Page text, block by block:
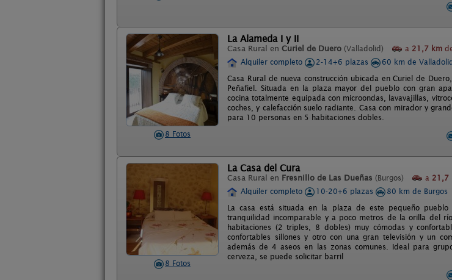
8 Fotos
La Alameda I y II
Casa Rural en Curiel de Duero (Valladolid) a 21,7 km
Alquiler completo
2-14+6 plazas
60 km de Valladolid
Casa Rural de nueva construcción ubicada en Curiel de
Peñafiel. Situada en la plaza mayor del pueblo con gran
cocina totalmente equipada con microondas, lavavajillas,
coches, y calefacción suelo radiante. Casa con mirador y
para 10 personas en 5 habitaciones dobles.
8 Fotos
La Casa del Cura
Casa Rural en Fresnillo de Las Dueñas (Burgos) a 21,7
Alquiler completo
10-20+6 plazas
80 km de Burgos
La casa está situada en la plaza de este pequeño
tranquilidad incomparable y a poco metros de la orilla del
habitaciones (2 triples, 8 dobles) muy cómodas y
confortables sillones y otro con una gran televisión y un
además de 4 aseos en las zonas comunes. Ideal para
cerveza, se puede solicitar barril